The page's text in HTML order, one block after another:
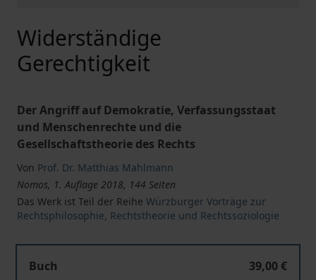
Widerständige
Gerechtigkeit
Der Angriff auf Demokratie, Verfassungsstaat
und Menschenrechte und die
Gesellschaftstheorie des Rechts
Von Prof. Dr. Matthias Mahlmann
Nomos, 1. Auflage 2018, 144 Seiten
Das Werk ist Teil der Reihe Würzburger Vorträge zur
Rechtsphilosophie, Rechtstheorie und Rechtssoziologie
Buch
39,00 €